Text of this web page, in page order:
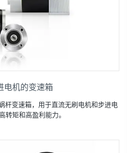
电机的变速箱
杆变速箱，用于直流无刷电机和步进电
转矩和高盈利能力。